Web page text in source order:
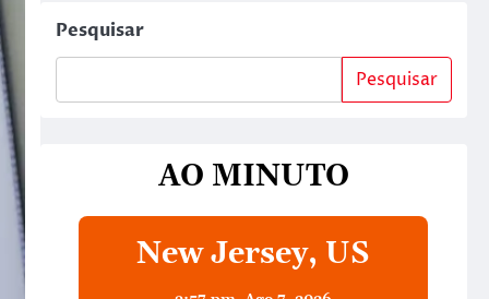
Pesquisar
Pesquisar
AO MINUTO
New Jersey, US